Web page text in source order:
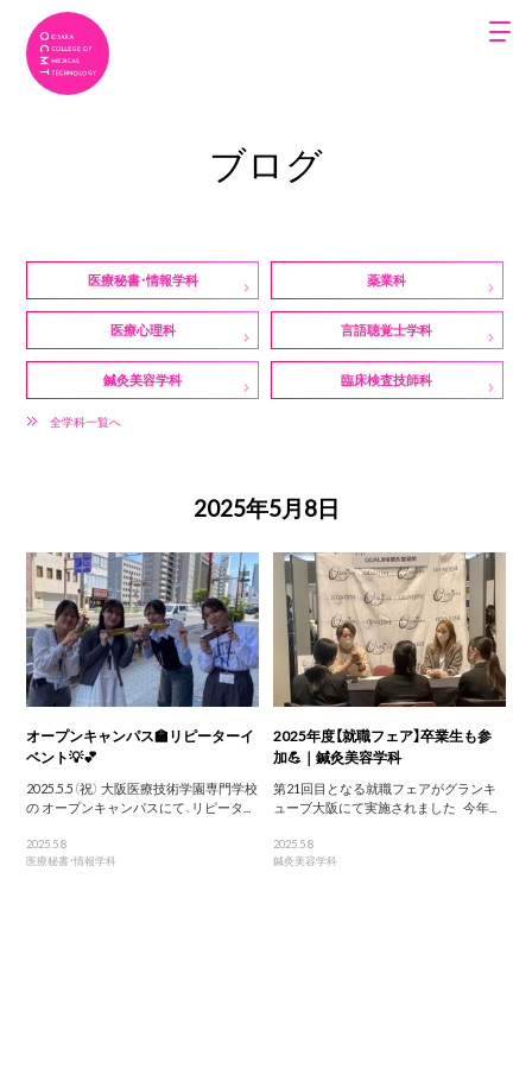
ブログ
医療秘書・情報学科 薬業科
医療心理科 言語聴覚士学科
鍼灸美容学科 臨床検査技師科
全学科一覧へ
2025年5月8日
オープンキャンパス🏫リピーターイ
ベント💡💕
2025.5.5（祝） 大阪医療技術学園専門学校
の オープンキャンパスにて、リピータ...
2025.5.8
医療秘書・情報学科
2025年度【就職フェア】卒業生も参
加💪｜鍼灸美容学科
第21回目となる就職フェアがグランキ
ューブ大阪にて実施されました 今年...
2025.5.8
鍼灸美容学科